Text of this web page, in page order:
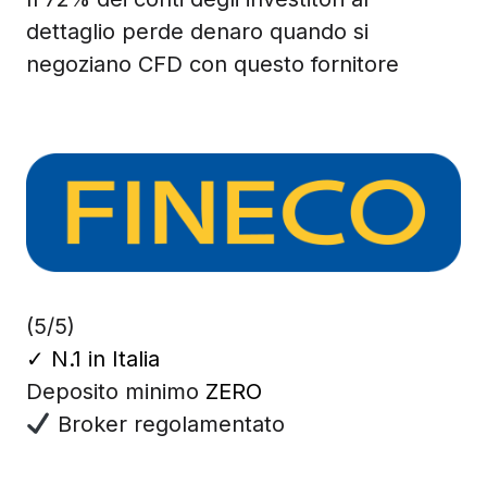
dettaglio perde denaro quando si
negoziano CFD con questo fornitore
(5/5)
✓ N.1 in Italia
Deposito minimo ZERO
Broker regolamentato